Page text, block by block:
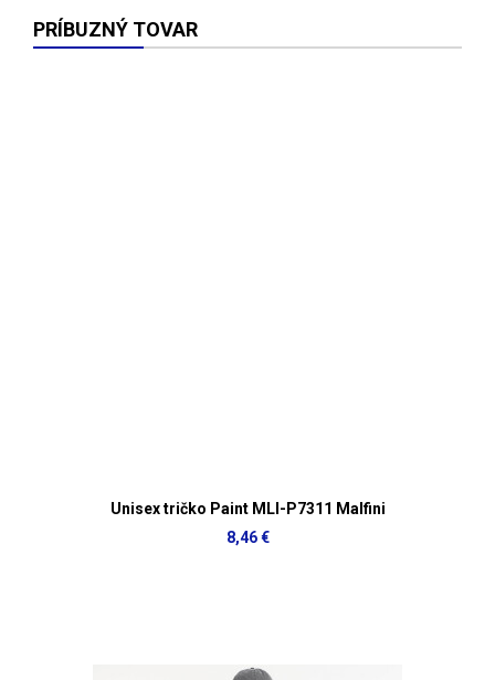
PRÍBUZNÝ TOVAR
Unisex tričko Paint MLI-P7311 Malfini
8,46 €